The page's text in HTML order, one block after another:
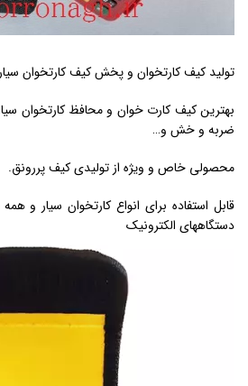
تولید کیف کارتخوان و پخش کیف کارتخوان
بهترین کیف کارت خوان و محافظ کارتخوان
ضربه و خش و…
محصولی خاص و ویژه از تولیدی کیف پررونق.
قابل استفاده برای انواع کارتخوان سیار و
دستگاههای الکترونیک